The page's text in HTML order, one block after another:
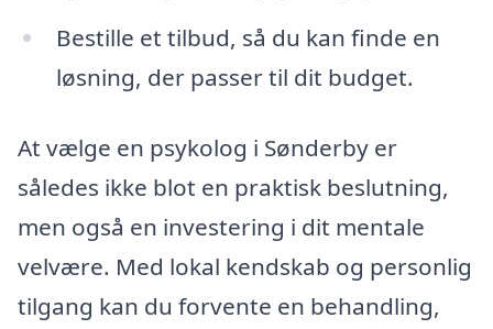
Bestille et tilbud, så du kan finde en
løsning, der passer til dit budget.
At vælge en psykolog i Sønderby er
således ikke blot en praktisk beslutning,
men også en investering i dit mentale
velvære. Med lokal kendskab og personlig
tilgang kan du forvente en behandling,